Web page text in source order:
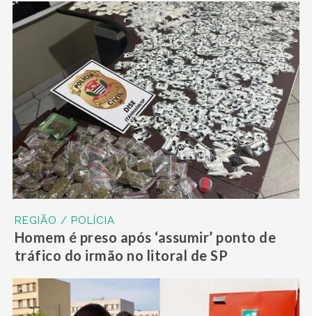
REGIÃO / POLÍCIA
Homem é preso após ‘assumir’ ponto de
tráfico do irmão no litoral de SP